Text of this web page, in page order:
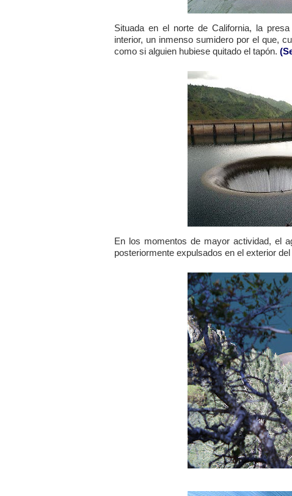
Situada en el norte de California, la
interior, un inmenso sumidero por el que,
como si alguien hubiese quitado el tapón.
En los momentos de mayor actividad, el
posteriormente expulsados en el exterior